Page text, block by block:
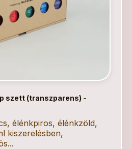
szett (transzparens) -
élénkpiros, élénkzöld,
kiszerelésben,